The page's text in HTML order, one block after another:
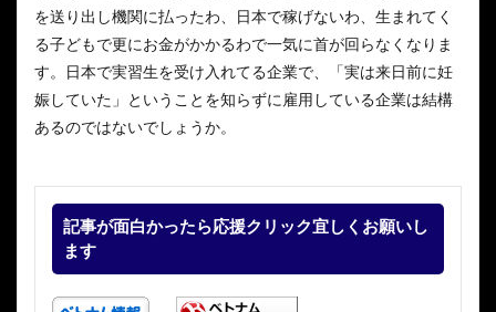
を送り出し機関に払ったわ、日本で稼げないわ、生まれてく
る子どもで更にお金がかかるわで一気に首が回らなくなりま
す。日本で実習生を受け入れてる企業で、「実は来日前に妊
娠していた」ということを知らずに雇用している企業は結構
あるのではないでしょうか。
記事が面白かったら応援クリック宜しくお願いし
ます